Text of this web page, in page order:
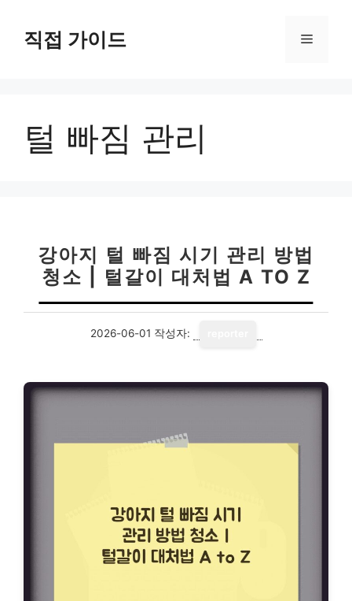
직접 가이드 메
털 빠짐 관리
강아지 털 빠짐 시기 관리 방법
청소 | 털갈이 대처법 A TO Z
2026-06-01 작성자: